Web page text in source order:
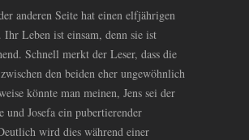
anderen Seite hat einen elfjährigen
Ihr Leben ist einsam, denn sie ist
Schnell merkt der Leser, dass die
den beiden eher ungewöhnlich
könnte man meinen, Jens sei der
und Josefa ein pubertierender
wird dies während einer